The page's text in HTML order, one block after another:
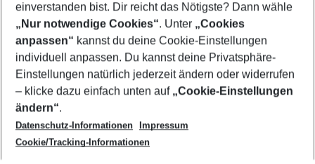
Footer
Footer navigation
Über uns
AGB
Bestpreisgarantie
Cookie-Einstellungen ändern
Cookie-Richtlinie
Agenturbetreuung
Barrierefreies Reisen
Folge uns
einverstanden bist. Dir reicht das Nötigste? Dann wähle
„Nur notwendige Cookies“. Unter „Cookies
anpassen“ kannst du deine Cookie-Einstellungen
individuell anpassen. Du kannst deine Privatsphäre-
Einstellungen natürlich jederzeit ändern oder widerrufen
– klicke dazu einfach unten auf „Cookie-Einstellungen
ändern“.
Datenschutz-Informationen
Impressum
Cookie/Tracking-Informationen